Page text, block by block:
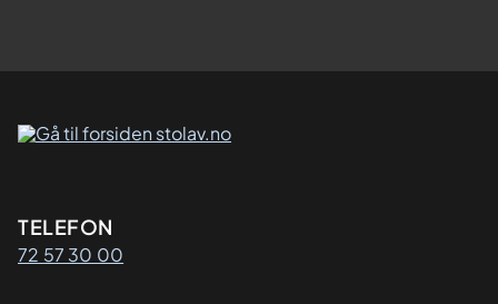
Kontaktinformasjon
TELEFON
72 57 30 00